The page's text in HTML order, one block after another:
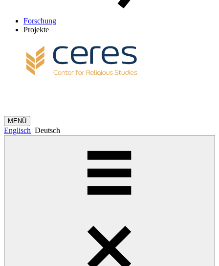
Forschung
Projekte
MENÜ
Englisch Deutsch